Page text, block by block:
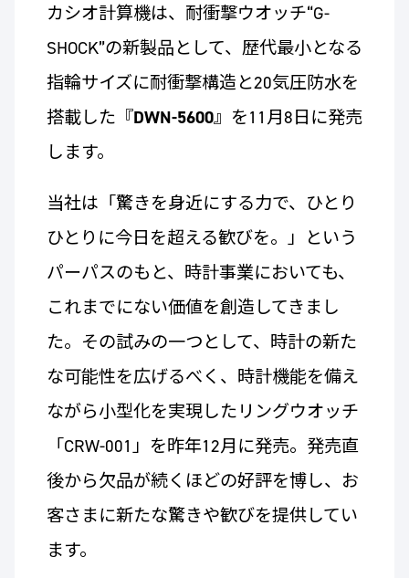
カシオ計算機は、耐衝撃ウオッチ“G-
SHOCK”の新製品として、歴代最小となる
指輪サイズに耐衝撃構造と20気圧防水を
搭載した『DWN-5600』を11月8日に発売
します。
当社は「驚きを身近にする力で、ひとり
ひとりに今日を超える歓びを。」という
パーパスのもと、時計事業においても、
これまでにない価値を創造してきまし
た。その試みの一つとして、時計の新た
な可能性を広げるべく、時計機能を備え
ながら小型化を実現したリングウオッチ
「CRW-001」を昨年12月に発売。発売直
後から欠品が続くほどの好評を博し、お
客さまに新たな驚きや歓びを提供してい
ます。